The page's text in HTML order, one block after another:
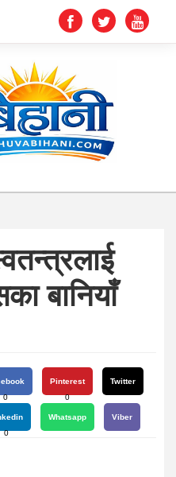
बानियाँ
0
Pinterest
0
Twitter
0
Whatsapp Viber